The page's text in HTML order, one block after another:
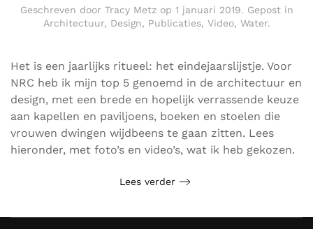
Geschreven door Tracy Metzop 1 januari 2019. Gepost in
Architectuur, Design, Publicaties, Video, Water.
Het is een jaarlijks ritueel: het eindejaarslijstje. Voor
NRC heb ik mijn top 5 genoemd in de architectuur en
design, met een brede en hopelijk verrassende keuze
aan kapellen en paviljoens, boeken en stoelen die
vrouwen dwingen wijdbeens te gaan zitten. Lees
hieronder, met foto’s en video’s, wat ik heb gekozen.
Lees verder